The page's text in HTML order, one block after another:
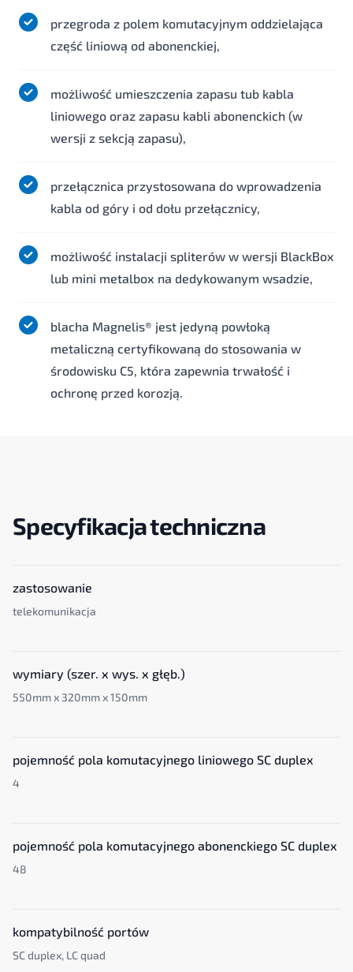
przegroda z polem komutacyjnym oddzielająca
część liniową od abonenckiej,
możliwość umieszczenia zapasu tub kabla
liniowego oraz zapasu kabli abonenckich (w
wersji z sekcją zapasu),
przełącznica przystosowana do wprowadzenia
kabla od góry i od dołu przełącznicy,
możliwość instalacji spliterów w wersji BlackBox
lub mini metalbox na dedykowanym wsadzie,
blacha Magnelis® jest jedyną powłoką
metaliczną certyfikowaną do stosowania w
środowisku C5, która zapewnia trwałość i
ochronę przed korozją.
Specyfikacja techniczna
zastosowanie
telekomunikacja
wymiary (szer. x wys. x głęb.)
550mm x 320mm x 150mm
pojemność pola komutacyjnego liniowego SC duplex
4
pojemność pola komutacyjnego abonenckiego SC duplex
48
kompatybilność portów
SC duplex, LC quad